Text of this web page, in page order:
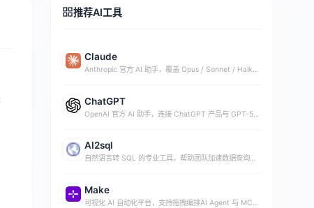
推荐AI工具
Claude
Anthropic 官方 AI 助手，覆盖 Opus / Sonnet / Haiku
ChatGPT
OpenAI 官方 AI 助手，连接 ChatGPT 产品与 GPT-5
AI2sql
自然语言转 SQL 的专业工具，帮助团队加速数据查询与
Make
可视化 AI 自动化平台，支持拖拽编排AI Agent 与 MCP